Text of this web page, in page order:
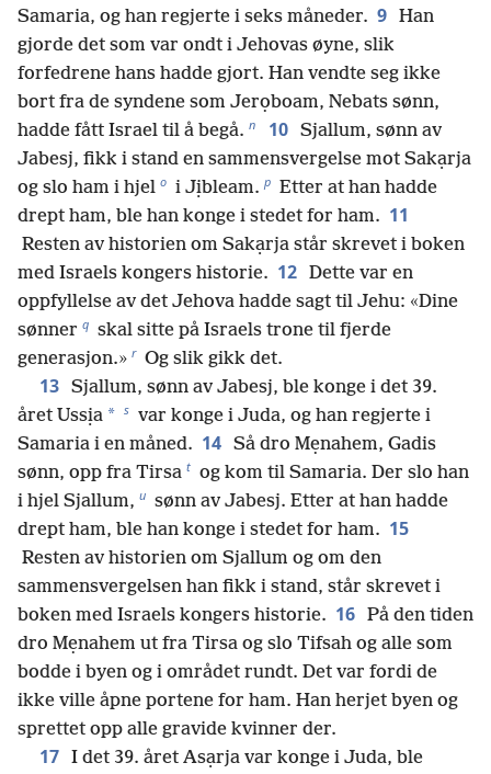
Samaria, og han regjerte i seks måneder. 9 Han
gjorde det som var ondt i Jehovas øyne, slik
forfedrene hans hadde gjort. Han vendte seg ikke
bort fra de syndene som Jerọboam, Nebats sønn,
hadde fått Israel til å begå. n 10 Sjallum, sønn av
Jabesj, fikk i stand en sammensvergelse mot Sakạrja
og slo ham i hjel o i Jịbleam. p Etter at han hadde
drept ham, ble han konge i stedet for ham. 11
Resten av historien om Sakạrja står skrevet i boken
med Israels kongers historie. 12 Dette var en
oppfyllelse av det Jehova hadde sagt til Jehu: «Dine
sønner q skal sitte på Israels trone til fjerde
generasjon.» r Og slik gikk det.
13 Sjallum, sønn av Jabesj, ble konge i det 39.
året Ussịa * s var konge i Juda, og han regjerte i
Samaria i en måned. 14 Så dro Mẹnahem, Gadis
sønn, opp fra Tirsa t og kom til Samaria. Der slo han
i hjel Sjallum, u sønn av Jabesj. Etter at han hadde
drept ham, ble han konge i stedet for ham. 15
Resten av historien om Sjallum og om den
sammensvergelsen han fikk i stand, står skrevet i
boken med Israels kongers historie. 16 På den tiden
dro Mẹnahem ut fra Tirsa og slo Tifsah og alle som
bodde i byen og i området rundt. Det var fordi de
ikke ville åpne portene for ham. Han herjet byen og
sprettet opp alle gravide kvinner der.
17 I det 39. året Asạrja var konge i Juda, ble